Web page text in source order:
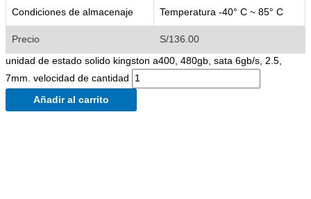
Condiciones de almacenaje Temperatura -40° C ~ 85° C
Precio S/136.00
unidad de estado solido kingston a400, 480gb, sata 6gb/s, 2.5,
7mm. velocidad de cantidad
Añadir al carrito